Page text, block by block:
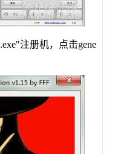
注册机，点击gene